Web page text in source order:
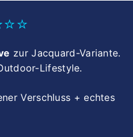
zur Jacquard-Variante.
Lifestyle.
Verschluss + echtes